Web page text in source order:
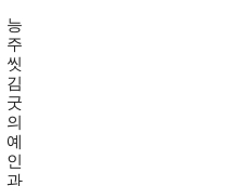
능
주
씻
김
굿
의
예
인
과